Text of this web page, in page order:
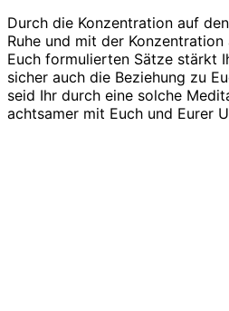
Durch die Konzentration auf
Ruhe und mit der
Euch formulierten Sätze stärkt
sicher auch die Beziehung zu
seid Ihr durch eine solche
achtsamer mit Euch und Eurer